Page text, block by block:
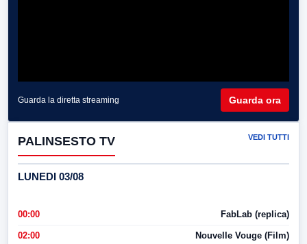
Guarda la diretta streaming Guarda ora
PALINSESTO TV VEDI TUTTI
LUNEDI 03/08
00:00 FabLab (replica)
02:00 Nouvelle Vouge (Film)